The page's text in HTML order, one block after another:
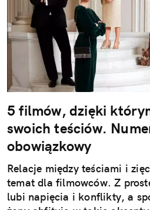
5 filmów, dzięki
swoich teściów.
obowiązkowy
Relacje między teściami i
temat dla filmowców. Z
lubi napięcia i konflikty, a